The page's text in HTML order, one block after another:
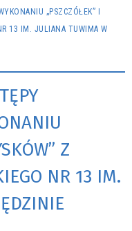
„PSZCZÓŁEK” I
13 IM. JULIANA TUWIMA W
Z
NR 13 IM.